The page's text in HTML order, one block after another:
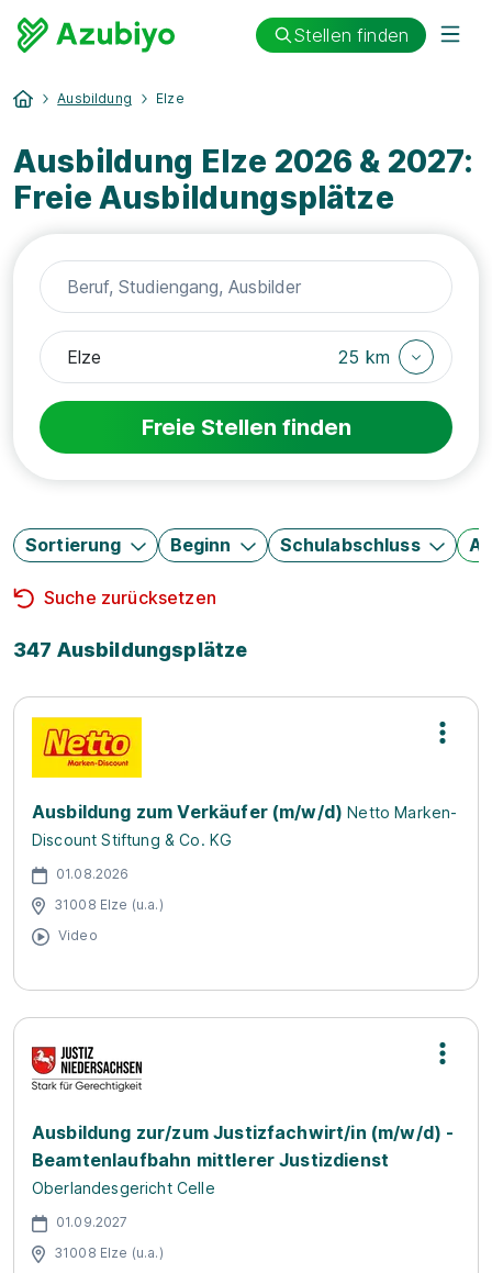
Stellen finden
Ausbildung Elze
Ausbildung Elze 2026 & 2027:
Freie Ausbildungsplätze
25 km
Freie Stellen finden
Sortierung Beginn Schulabschluss
Suche zurücksetzen
347 Ausbildungsplätze
Ausbildung zum Verkäufer (m/w/d) Netto Marken-
Discount Stiftung & Co. KG
01.08.2026
31008 Elze (u.a.)
Video
Ausbildung zur/zum Justizfachwirt/in (m/w/d) -
Beamtenlaufbahn mittlerer Justizdienst
Oberlandesgericht Celle
01.09.2027
31008 Elze (u.a.)